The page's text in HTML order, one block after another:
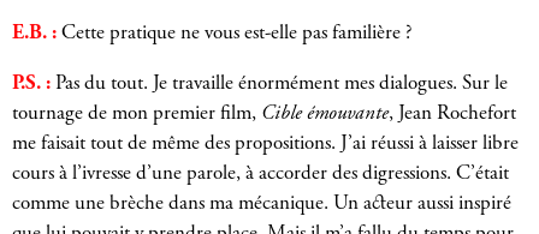
E.B. : Cette pratique ne vous est-elle pas familière ?
P.S. : Pas du tout. Je travaille énormément mes dialogues. Sur le
tournage de mon premier film, Cible émouvante, Jean Rochefort
me faisait tout de même des propositions. J’ai réussi à laisser libre
cours à l’ivresse d’une parole, à accorder des digressions. C’était
comme une brèche dans ma mécanique. Un acteur aussi inspiré